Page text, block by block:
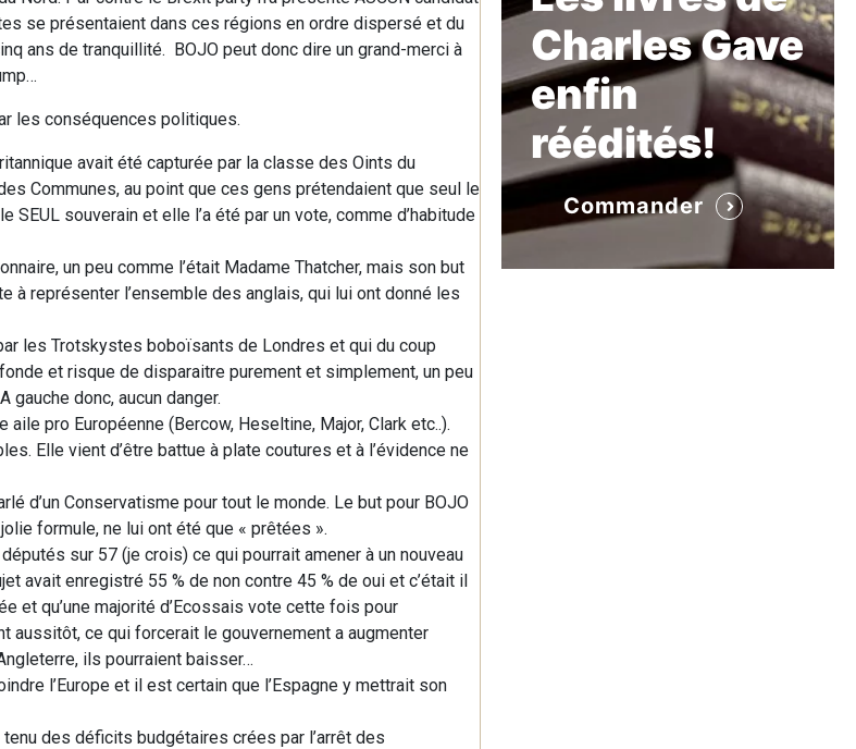
se présentaient dans ces régions en ordre dispersé et du
ans de tranquillité. BOJO peut donc dire un grand-merci à
les conséquences politiques.
avait été capturée par la classe des Oints du
Communes, au point que ces gens prétendaient que seul le
souverain et elle l’a été par un vote, comme d’habitude
un peu comme l’était Madame Thatcher, mais son but
à représenter l’ensemble des anglais, qui lui ont donné les
les Trotskystes boboïsants de Londres et qui du coup
et risque de disparaitre purement et simplement, un peu
donc, aucun danger.
pro Européenne (Bercow, Heseltine, Major, Clark etc..).
Elle vient d’être battue à plate coutures et à l’évidence ne
d’un Conservatisme pour tout le monde. Le but pour BOJO
formule, ne lui ont été que « prêtées ».
sur 57 (je crois) ce qui pourrait amener à un nouveau
avait enregistré 55 % de non contre 45 % de oui et c’était il
et qu’une majorité d’Ecossais vote cette fois pour
aussitôt, ce qui forcerait le gouvernement a augmenter
ils pourraient baisser…
l’Europe et il est certain que l’Espagne y mettrait son
des déficits budgétaires crées par l’arrêt des
Charles Gave
enfin
réédités!
Commander